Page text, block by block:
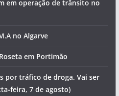
em operação de trânsito no
no Algarve
em Portimão
por tráfico de droga. Vai ser
feira, 7 de agosto)